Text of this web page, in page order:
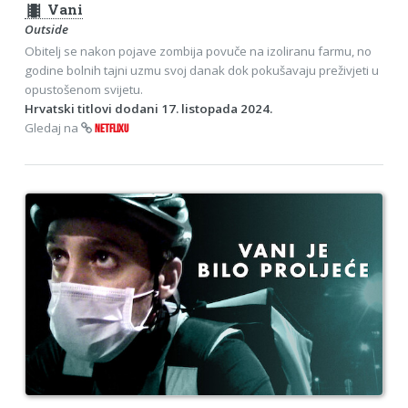
theaters Vani
Outside
Obitelj se nakon pojave zombija povuče na izoliranu farmu, no
godine bolnih tajni uzmu svoj danak dok pokušavaju preživjeti u
opustošenom svijetu.
Hrvatski titlovi dodani 17. listopada 2024.
Gledaj na
NETFLIXU